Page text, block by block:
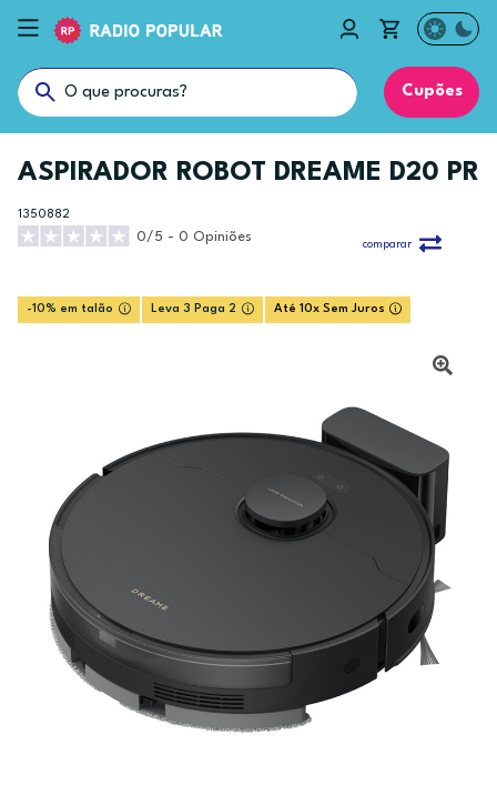
Cupões
ASPIRADOR ROBOT DREAME D20 PR
1350882
0/5 - 0 Opiniões
comparar
-10% em talão Leva 3 Paga 2 Até 10x Sem Juros